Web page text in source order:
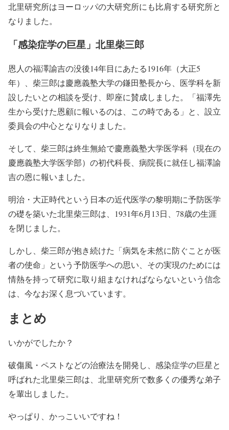
北里研究所はヨーロッパの大研究所にも比肩する研究所と
なりました。
「感染症学の巨星」北里柴三郎
恩人の福澤諭吉の没後14年目にあたる1916年（大正5
年）、柴三郎は慶應義塾大学の鎌田塾長から、医学科を新
設したいとの相談を受け、即座に賛成しました。「福澤先
生から受けた恩顧に報いるのは、この時である」と、設立
委員会の中心となりなりました。
そして、柴三郎は終生無給で慶應義塾大学医学科（現在の
慶應義塾大学医学部）の初代科長、病院長に就任し福澤諭
吉の恩に報いました。
明治・大正時代という日本の近代医学の黎明期に予防医学
の礎を築いた北里柴三郎は、1931年6月13日、78歳の生涯
を閉じました。
しかし、柴三郎が抱き続けた「病気を未然に防ぐことが医
者の使命」という予防医学への思い、その実現のためには
情熱を持って研究に取り組まなければならないという信念
は、今なお深く息づいています。
まとめ
いかがでしたか？
破傷風・ペストなどの治療法を開発し、感染症学の巨星と
呼ばれた北里柴三郎は、北里研究所で数多くの優秀な弟子
を輩出しました。
やっぱり、かっこいいですね！